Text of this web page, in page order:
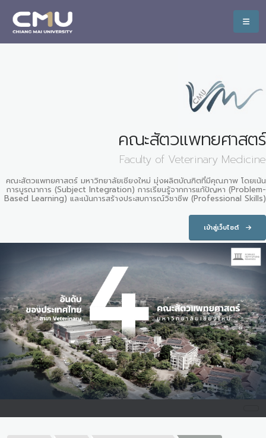
คณะสัตวแพทยศาสตร์
Faculty of Veterinary Medicine
คณะสัตวแพทยศาสตร์ มหาวิทยาลัยเชียงใหม่ มุ่งผลิตบัณฑิตที่มีคุณภาพ โดยเน้น
การบูรณาการ (Subject Integration) การเรียนรู้จากการแก้ปัญหา (Problem-
Based Learning) และเน้นการสร้างประสบการณ์วิชาชีพ (Professional Skills)
เข้าสู่เว็บไซต์